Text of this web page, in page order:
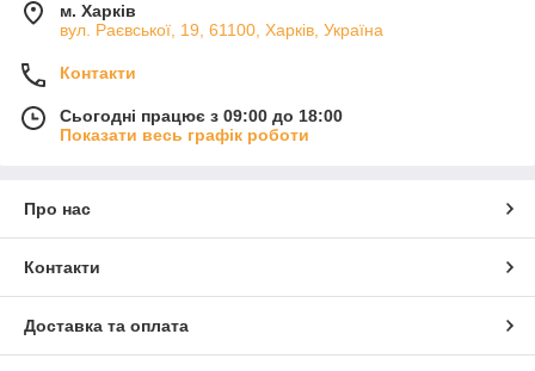
м. Харків
вул. Раєвської, 19, 61100, Харків, Україна
Контакти
Сьогодні працює з 09:00 до 18:00
Показати весь графік роботи
Про нас
Контакти
Доставка та оплата